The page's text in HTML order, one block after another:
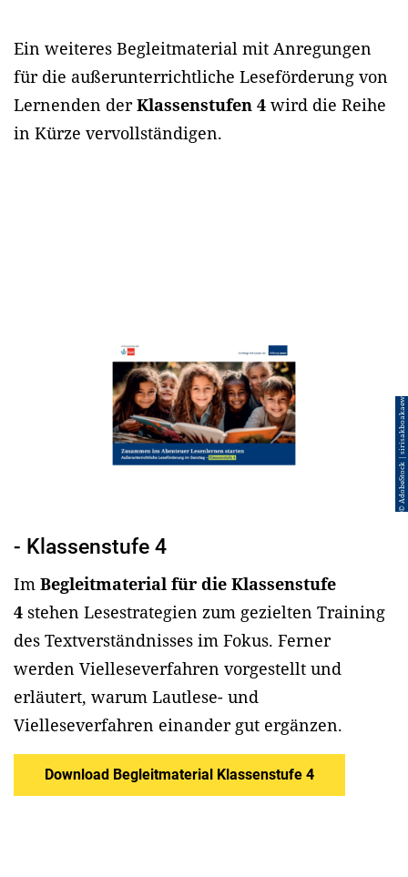
Ein weiteres Begleitmaterial mit Anregungen
für die außerunterrichtliche Leseförderung von
Lernenden derKlassenstufen 4 wird die Reihe
in Kürze vervollständigen.
- Klassenstufe 4
Im Begleitmaterial für die Klassenstufe
4 stehen Lesestrategien zum gezielten Training
des Textverständnisses im Fokus. Ferner
werden Vielleseverfahren vorgestellt und
erläutert, warum Lautlese- und
Vielleseverfahren einander gut ergänzen.
Download Begleitmaterial Klassenstufe 4
© AdobeStock | sirisakboakaew